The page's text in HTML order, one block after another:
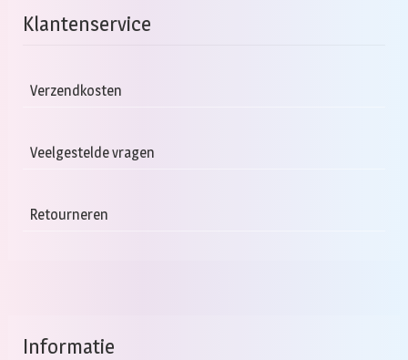
Klantenservice
Verzendkosten
Veelgestelde vragen
Retourneren
Informatie